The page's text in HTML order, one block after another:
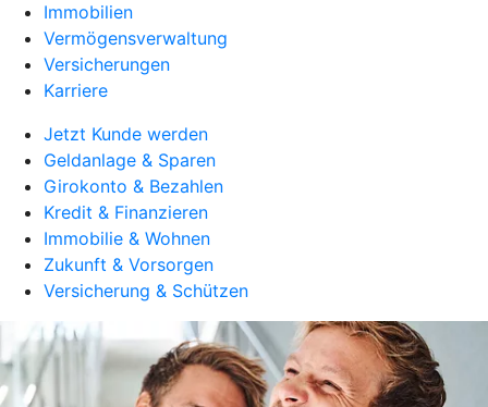
Immobilien
Vermögensverwaltung
Versicherungen
Karriere
Jetzt Kunde werden
Geldanlage & Sparen
Girokonto & Bezahlen
Kredit & Finanzieren
Immobilie & Wohnen
Zukunft & Vorsorgen
Versicherung & Schützen